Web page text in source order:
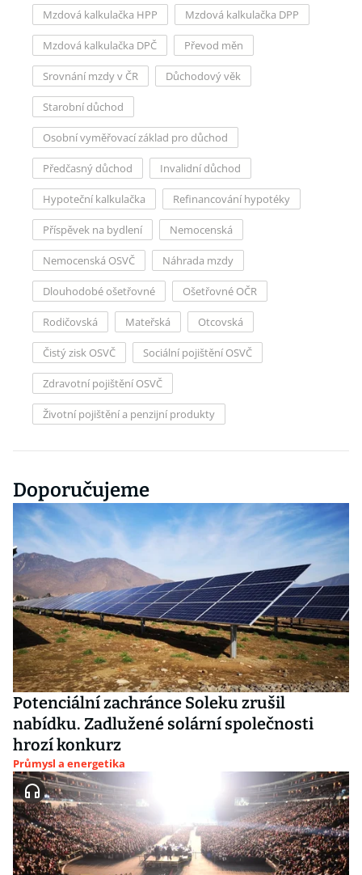
Mzdová kalkulačka HPP Mzdová kalkulačka DPP
Mzdová kalkulačka DPČ Převod měn
Srovnání mzdy v ČR Důchodový věk
Starobní důchod
Osobní vyměřovací základ pro důchod
Předčasný důchod Invalidní důchod
Hypoteční kalkulačka Refinancování hypotéky
Příspěvek na bydlení Nemocenská
Nemocenská OSVČ Náhrada mzdy
Dlouhodobé ošetřovné Ošetřovné OČR
Rodičovská Mateřská Otcovská
Čistý zisk OSVČ Sociální pojištění OSVČ
Zdravotní pojištění OSVČ
Životní pojištění a penzijní produkty
Doporučujeme
Potenciální zachránce Soleku zrušil
nabídku. Zadlužené solární společnosti
hrozí konkurz
Průmysl a energetika